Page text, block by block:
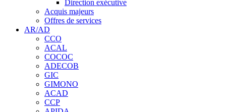
Direction exécutive
Acquis majeurs
Offres de services
AR/AD
CCO
ACAL
COCOC
ADECOB
GIC
GIMONO
ACAD
CCP